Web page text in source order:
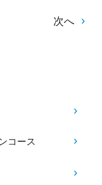
次へ
コース